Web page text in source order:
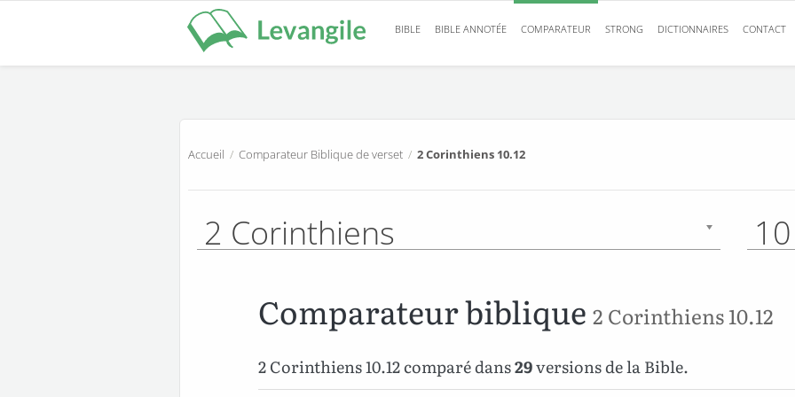
BIBLE BIBLE ANNOTÉE COMPARATEUR STRONG DICTIONNAIRES CONTACT
Accueil / Comparateur Biblique de verset / 2 Corinthiens 10.12
2 Corinthiens 10
Comparateur biblique2 Corinthiens 10.12
2 Corinthiens 10.12 comparé dans29versions de la Bible.